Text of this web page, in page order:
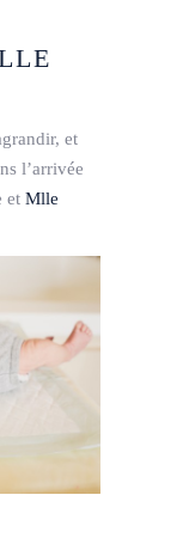
et
l’arrivée
et Mlle